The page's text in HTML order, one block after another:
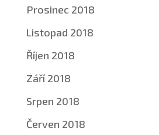
Prosinec 2018
Listopad 2018
Říjen 2018
Září 2018
Srpen 2018
Červen 2018